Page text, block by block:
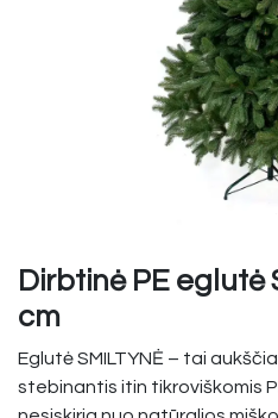
Dirbtinė PE eglutė
cm
Eglutė SMILTYNĖ – tai
stebinantis itin tikroviškomis